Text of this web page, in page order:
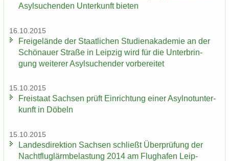
Asyl­su­chen­den Un­ter­kunft bie­ten
16.10.2015
Frei­ge­län­de der Staat­li­chen Stu­di­en­aka­de­mie an der
Schö­nau­er Stra­ße in Leip­zig wird für die Un­ter­brin­
gung wei­te­rer Asyl­su­chen­der vor­be­rei­tet
15.10.2015
Frei­staat Sach­sen prüft Ein­rich­tung einer Asyl­not­un­ter­
kunft in Dö­beln
15.10.2015
Lan­des­di­rek­ti­on Sach­sen schließt Über­prü­fung der
Nacht­flug­lärm­be­las­tung 2014 am Flug­ha­fen Leip­